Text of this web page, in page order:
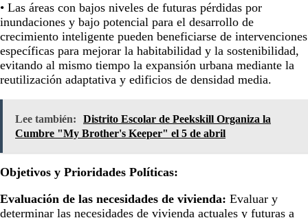
• Las áreas con bajos niveles de futuras pérdidas por
inundaciones y bajo potencial para el desarrollo de
crecimiento inteligente pueden beneficiarse de intervenciones
específicas para mejorar la habitabilidad y la sostenibilidad,
evitando al mismo tiempo la expansión urbana mediante la
reutilización adaptativa y edificios de densidad media.
Lee también:
Distrito Escolar de Peekskill Organiza la
Cumbre "My Brother's Keeper" el 5 de abril
Objetivos y Prioridades Políticas:
Evaluación de las necesidades de vivienda: Evaluar y
determinar las necesidades de vivienda actuales y futuras a